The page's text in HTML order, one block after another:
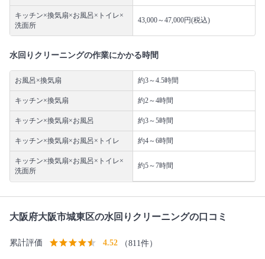
キッチン×換気扇×お風呂×トイレ×
洗面所
43,000～47,000円(税込)
水回りクリーニングの作業にかかる時間
お風呂×換気扇 約3～4.5時間
キッチン×換気扇 約2～4時間
キッチン×換気扇×お風呂 約3～5時間
キッチン×換気扇×お風呂×トイレ 約4～6時間
キッチン×換気扇×お風呂×トイレ×
洗面所
約5～7時間
大阪府大阪市城東区の水回りクリーニングの口コミ
累計評価 4.52 （811件）